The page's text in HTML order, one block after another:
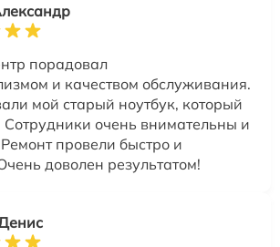
порадовал
и качеством обслуживания.
мой старый ноутбук, который
Сотрудники очень внимательны и
провели быстро и
доволен результатом!